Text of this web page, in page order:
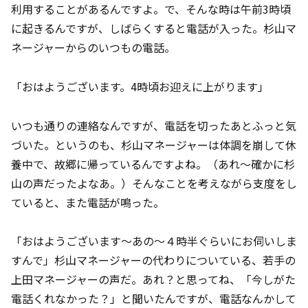
利用することがあるんですよ。で、そんな時は午前3時頃
に起きるんですが、しばらくすると電話が入った。杉山マ
ネージャーからのいつもの電話。
「おはようございます。4時頃お迎えに上がります」
いつも通りの連絡なんですが、電話を切ったあとふっと気
づいた。というのも、杉山マネージャーは体調を崩して休
養中で、故郷に帰っているんですよね。（あれ～確かに杉
山の声だったよなあ。）そんなことを考えながら支度をし
ていると、また電話が鳴った。
「おはようございます～あの～４時半ぐらいにお伺いしま
すんで」杉山マネージャーの代わりについている、若手の
上田マネージャーの声だ。あれ？と思ってね、「今しがた
電話くれなかった？」と聞いたんですが、電話なんかして